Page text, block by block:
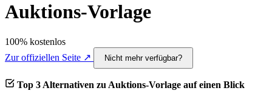
Auktions-Vorlage
100% kostenlos
Zur offiziellen Seite ↗
Nicht mehr verfügbar?
Top 3 Alternativen zu Auktions-Vorlage auf einen Blick